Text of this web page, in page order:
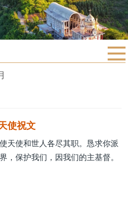
使祝文
天使和世人各尽其职。恳求你派
，保护我们，因我们的主基督。